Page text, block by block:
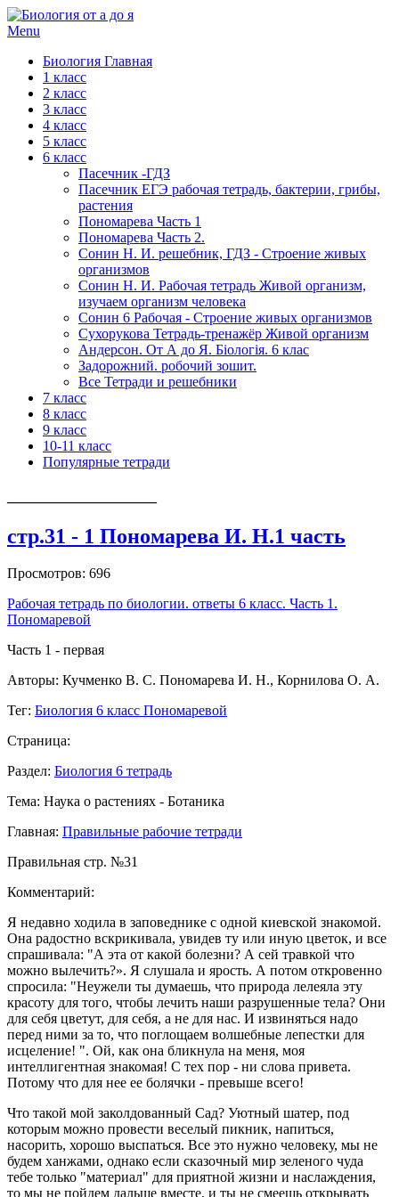
Menu
Биология Главная
1 класс
2 класс
3 класс
4 класс
5 класс
6 класс
Пасечник -ГДЗ
Пасечник ЕГЭ рабочая тетрадь, бактерии, грибы,
растения
Пономарева Часть 1
Пономарева Часть 2.
Сонин Н. И. решебник, ГДЗ - Строение живых
организмов
Сонин Н. И. Рабочая тетрадь Живой организм,
изучаем организм человека
Сонин 6 Рабочая - Строение живых организмов
Сухорукова Тетрадь-тренажёр Живой организм
Андерсон. От А до Я. Біологія. 6 клас
Задорожний. робочий зошит.
Все Тетради и решебники
7 класс
8 класс
9 класс
10-11 класс
Популярные тетради
стр.31 - 1 Пономарева И. Н.1 часть
Просмотров: 696
Рабочая тетрадь по биологии. ответы 6 класс. Часть 1.
Пономаревой
Часть 1 - первая
Авторы: Кучменко В. С. Пономарева И. Н., Корнилова О. А.
Тег: Биология 6 класс Пономаревой
Страница:
Раздел: Биология 6 тетрадь
Тема: Наука о растениях - Ботаника
Главная: Правильные рабочие тетради
Правильная стр. №31
Комментарий:
Я недавно ходила в заповеднике с одной киевской знакомой.
Она радостно вскрикивала, увидев ту или иную цветок, и все
спрашивала: "А эта от какой болезни? А сей травкой что
можно вылечить?». Я слушала и ярость. А потом откровенно
спросила: "Неужели ты думаешь, что природа лелеяла эту
красоту для того, чтобы лечить наши разрушенные тела? Они
для себя цветут, для себя, а не для нас. И извиняться надо
перед ними за то, что поглощаем волшебные лепестки для
исцеление! ". Ой, как она бликнула на меня, моя
интеллигентная знакомая! С тех пор - ни слова привета.
Потому что для нее ее болячки - превыше всего!
Что такой мой заколдованный Сад? Уютный шатер, под
которым можно провести веселый пикник, напиться,
насорить, хорошо выспаться. Все это нужно человеку, мы не
будем ханжами, однако если сказочный мир зеленого чуда
тебе только "материал" для приятной жизни и наслаждения,
то мы не пойдем дальше вместе, и ты не смеешь открывать